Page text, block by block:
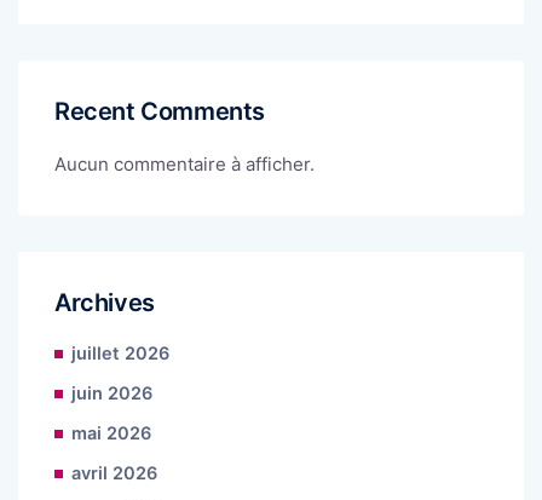
Recent Comments
Aucun commentaire à afficher.
Archives
juillet 2026
juin 2026
mai 2026
avril 2026